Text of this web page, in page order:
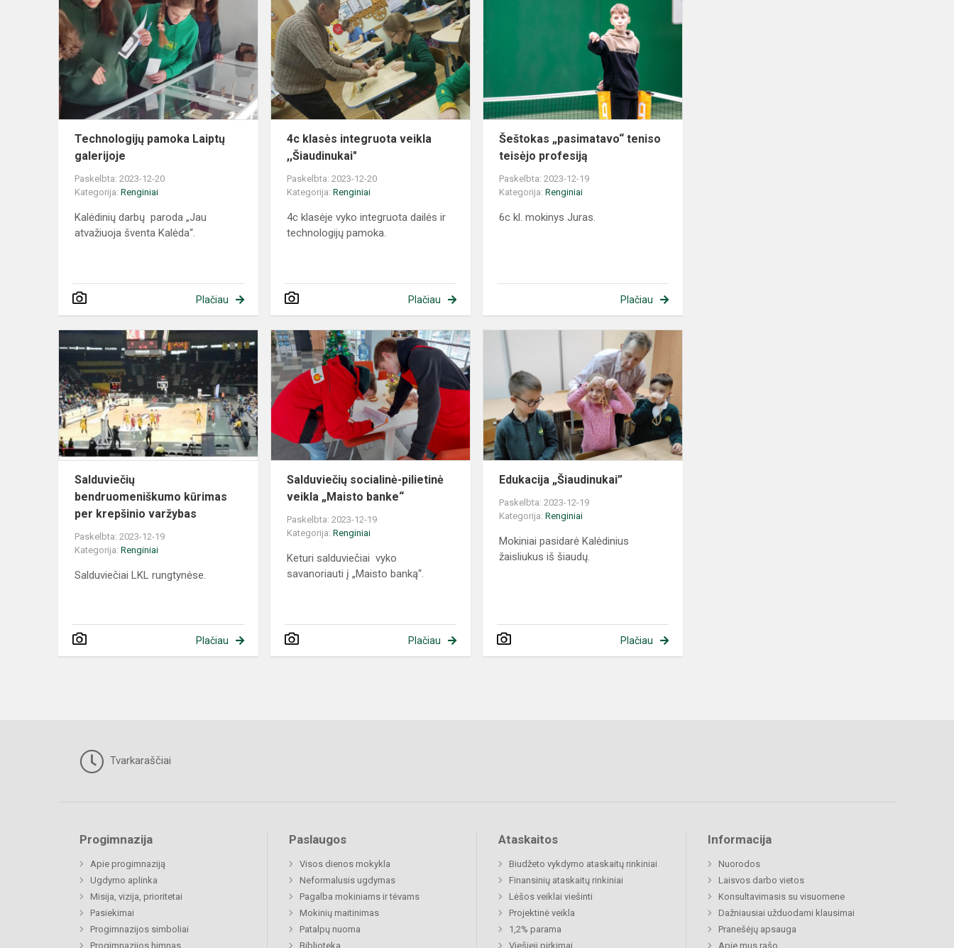
Technologijų pamoka Laiptų
galerijoje
Paskelbta: 2023-12-20
Kategorija: Renginiai
Kalėdinių darbų paroda „Jau
atvažiuoja šventa Kalėda“.
Plačiau
4c klasės integruota veikla
,,Šiaudinukai"
Paskelbta: 2023-12-20
Kategorija:Renginiai
4c klasėje vyko integruota dailės ir
technologijų pamoka.
Plačiau
Šeštokas „pasimatavo“ teniso
teisėjo profesiją
Paskelbta: 2023-12-19
Kategorija:Renginiai
6c kl. mokinys Juras.
Plačiau
Salduviečių
bendruomeniškumo kūrimas
per krepšinio varžybas
Paskelbta: 2023-12-19
Kategorija: Renginiai
Salduviečiai LKL rungtynėse.
Plačiau
Salduviečių socialinė-pilietinė
veikla „Maisto banke“
Paskelbta: 2023-12-19
Kategorija:Renginiai
Keturi salduviečiai vyko
savanoriauti į „Maisto banką“.
Plačiau
Edukacija „Šiaudinukai”
Paskelbta: 2023-12-19
Kategorija:Renginiai
Mokiniai pasidarė Kalėdinius
žaisliukus iš šiaudų.
Plačiau
Tvarkaraščiai
Progimnazija
Apie progimnaziją
Ugdymo aplinka
Misija, vizija, prioritetai
Pasiekimai
Progimnazijos simboliai
Progimnazijos himnas
Paslaugos
Visos dienos mokykla
Neformalusis ugdymas
Pagalba mokiniams ir tėvams
Mokinių maitinimas
Patalpų nuoma
Biblioteka
Ataskaitos
Biudžeto vykdymo ataskaitų rinkiniai
Finansinių ataskaitų rinkiniai
Lėšos veiklai viešinti
Projektinė veikla
1,2% parama
Viešieji pirkimai
Informacija
Nuorodos
Laisvos darbo vietos
Konsultavimasis su visuomene
Dažniausiai užduodami klausimai
Pranešėjų apsauga
Apie mus rašo